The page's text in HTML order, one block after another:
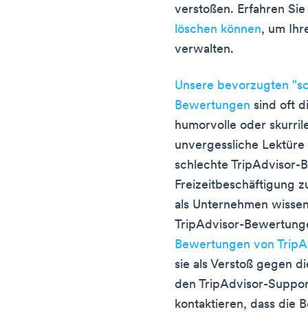
verstoßen. Erfahren
löschen können, um
verwalten.
Unsere bevorzugten
Bewertungen sind oft
humorvolle oder
unvergessliche
schlechte TripAdvisor-
Freizeitbeschäftigung
als Unternehmen
TripAdvisor-
Bewertungen von
sie als Verstoß gegen
den TripAdvisor-
kontaktieren, dass die